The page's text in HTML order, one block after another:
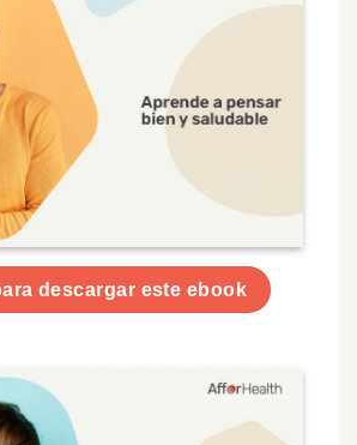
descargar este ebook